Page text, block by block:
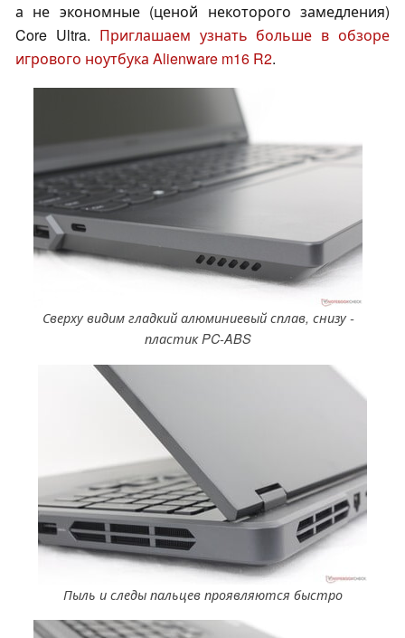
а не экономные (ценой некоторого замедления)
Core Ultra. Приглашаем узнать больше в обзоре
игрового ноутбука Alienware m16 R2.
Сверху видим гладкий алюминиевый сплав, снизу -
пластик PC-ABS
Пыль и следы пальцев проявляются быстро